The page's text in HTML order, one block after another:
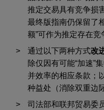
推定交易具有竞争损
最终版指南仍保留了
额”可作为推定存在竞
通过以下两种方式改
除仅因有可能“加速”
并效率的相应条款；
种益处（消除双重边
司法部和联邦贸易委